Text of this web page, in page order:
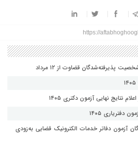
https://
قضاوت از ۱۲ مرداد
نهایی آزمون دکتری ۱۴۰۵
۱۴۰۵
آزمون دفاتر خدمات الکترونیک قضایی به‌زودی